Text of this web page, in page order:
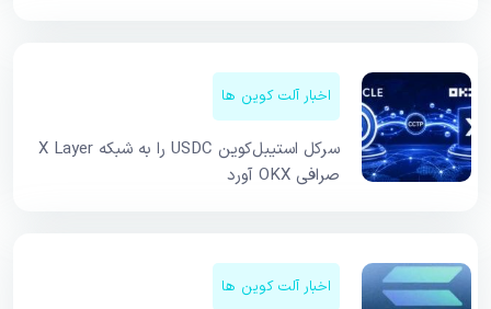
اخبار آلت کوین ها
سرکل استیبل‌کوین USDC را به شبکه X Layer
صرافی OKX آورد
اخبار آلت کوین ها